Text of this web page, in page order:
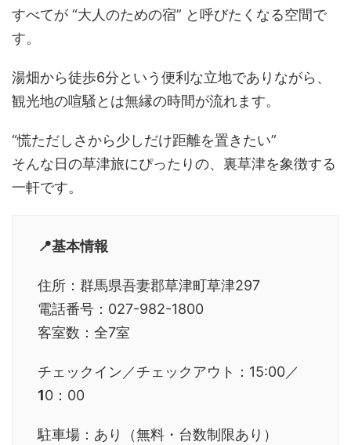
すべてが “大人のための宿” と呼びたくなる空間で
す。
湯畑から徒歩6分という便利な立地でありながら、
観光地の喧騒とは無縁の時間が流れます。
“慌ただしさから少しだけ距離を置きたい”
そんな日の草津旅にぴったりの、裏草津を象徴する
一軒です。
📍基本情報
住所：群馬県吾妻郡草津町草津297
電話番号：027-982-1800
客室数：全7室
チェックイン／チェックアウト：15:00／
10：00
駐車場：あり（無料・台数制限あり）